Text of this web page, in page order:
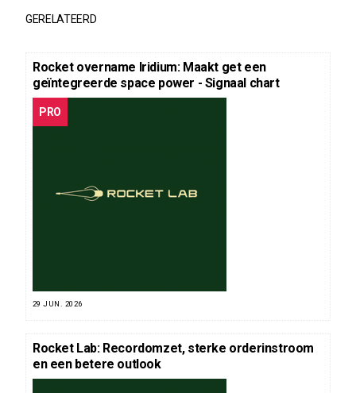
GERELATEERD
Rocket overname Iridium: Maakt get een
geïntegreerde space power - Signaal chart
PRO
29 JUN. 2026
Rocket Lab: Recordomzet, sterke orderinstroom
en een betere outlook